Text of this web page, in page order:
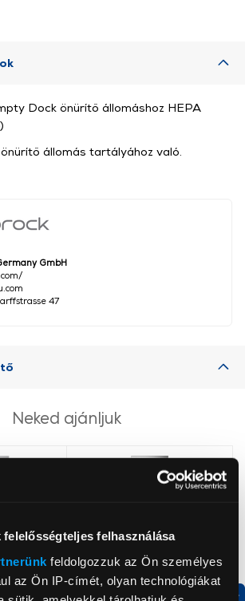
felelősségteljes felhasználása
feldolgozzuk az Ön személyes
az Ön IP-címét, olyan technológiákat
GmbH
47
Dock önürítő állomáshoz HEPA
állomás tartályához való.
Neked ajánljuk